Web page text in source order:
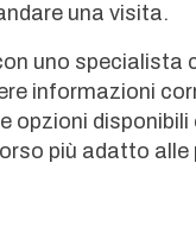
una visita.
uno specialista
informazioni
opzioni disponibili
più adatto alle